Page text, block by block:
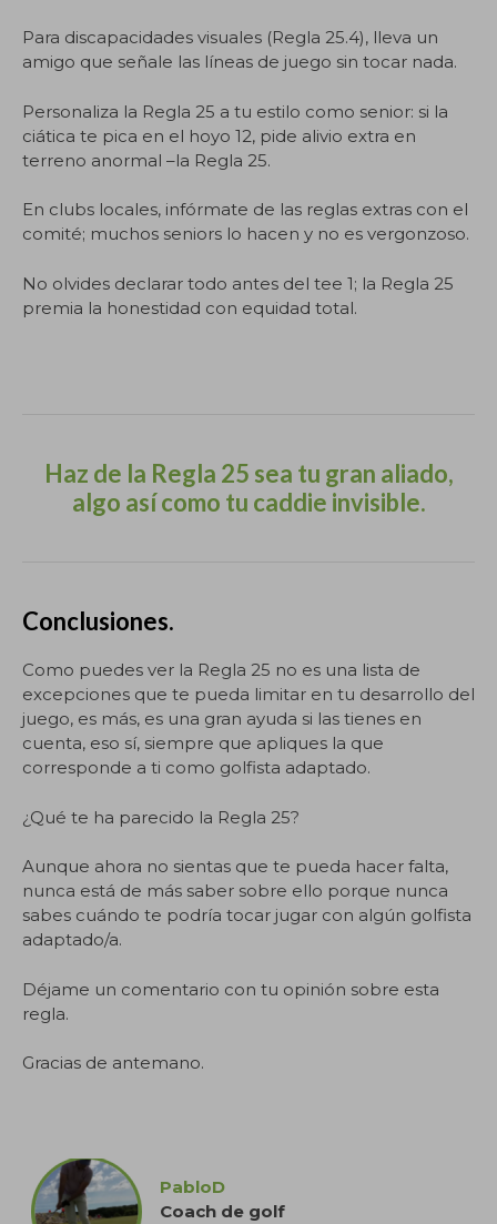
Para discapacidades visuales (Regla 25.4), lleva un
amigo que señale las líneas de juego sin tocar nada.
Personaliza la Regla 25 a tu estilo como senior: si la
ciática te pica en el hoyo 12, pide alivio extra en
terreno anormal –la Regla 25.
En clubs locales, infórmate de las reglas extras con el
comité; muchos seniors lo hacen y no es vergonzoso.
No olvides declarar todo antes del tee 1; la Regla 25
premia la honestidad con equidad total.
Haz de la Regla 25 sea tu gran aliado,
algo así como tu caddie invisible.
Conclusiones.
Como puedes ver la Regla 25 no es una lista de
excepciones que te pueda limitar en tu desarrollo del
juego, es más, es una gran ayuda si las tienes en
cuenta, eso sí, siempre que apliques la que
corresponde a ti como golfista adaptado.
¿Qué te ha parecido la Regla 25?
Aunque ahora no sientas que te pueda hacer falta,
nunca está de más saber sobre ello porque nunca
sabes cuándo te podría tocar jugar con algún golfista
adaptado/a.
Déjame un comentario con tu opinión sobre esta
regla.
Gracias de antemano.
PabloD
Coach de golf